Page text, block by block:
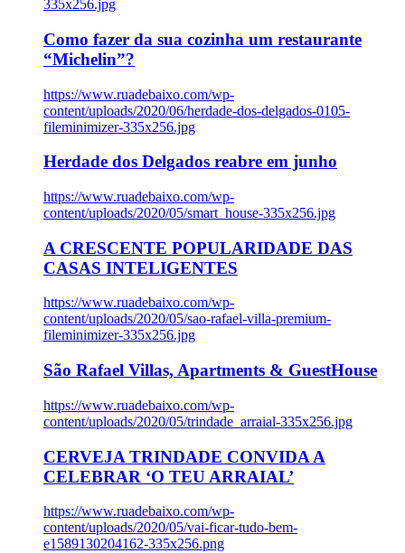
335x256.jpg
Como fazer da sua cozinha um restaurante
“Michelin”?
https://www.ruadebaixo.com/wp-
content/uploads/2020/06/herdade-dos-delgados-0105-
fileminimizer-335x256.jpg
Herdade dos Delgados reabre em junho
https://www.ruadebaixo.com/wp-
content/uploads/2020/05/smart_house-335x256.jpg
A CRESCENTE POPULARIDADE DAS
CASAS INTELIGENTES
https://www.ruadebaixo.com/wp-
content/uploads/2020/05/sao-rafael-villa-premium-
fileminimizer-335x256.jpg
São Rafael Villas, Apartments & GuestHouse
https://www.ruadebaixo.com/wp-
content/uploads/2020/05/trindade_arraial-335x256.jpg
CERVEJA TRINDADE CONVIDA A
CELEBRAR ‘O TEU ARRAIAL’
https://www.ruadebaixo.com/wp-
content/uploads/2020/05/vai-ficar-tudo-bem-
e1589130204162-335x256.png